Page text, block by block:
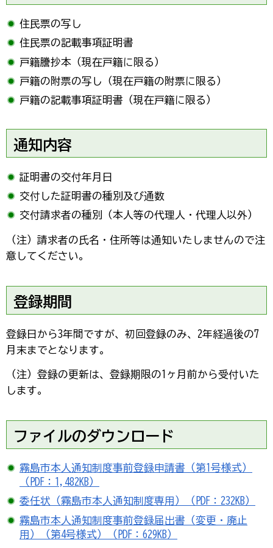
住民票の写し
住民票の記載事項証明書
戸籍謄抄本（現在戸籍に限る）
戸籍の附票の写し（現在戸籍の附票に限る）
戸籍の記載事項証明書（現在戸籍に限る）
通知内容
証明書の交付年月日
交付した証明書の種別及び通数
交付請求者の種別（本人等の代理人・代理人以外）
（注）請求者の氏名・住所等は通知いたしませんので注
意してください。
登録期間
登録日から3年間ですが、初回登録のみ、2年経過後の7
月末までとなります。
（注）登録の更新は、登録期限の1ヶ月前から受付いた
します。
ファイルのダウンロード
霧島市本人通知制度事前登録申請書（第1号様式）
（PDF：1,482KB）
委任状（霧島市本人通知制度専用）（PDF：232KB）
霧島市本人通知制度事前登録届出書（変更・廃止
用）（第4号様式）（PDF：629KB）